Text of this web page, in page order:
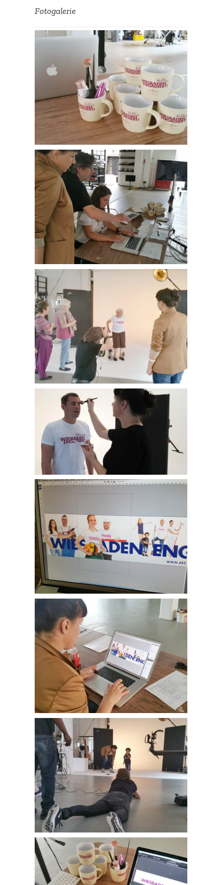
Lösungen! Eine solche
Zusam­men­arbeit macht
großen Spaß – man lernt
unglaublich viel. Das
Ergebnis ist beein­dru­
ckend – und der Weg
dorthin unkom­pli­ziert.
Danke an Michael Link und
Ludmila Lorenz für dieses
schöne Projekt!
Karoline Deissner,
Fachstelle
Unternehmenskooperation
Fotoga­lerie